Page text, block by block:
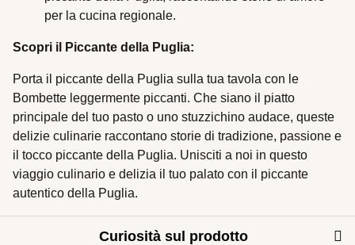
per la cucina regionale.
Scopri il Piccante della Puglia:
Porta il piccante della Puglia sulla tua tavola con le
Bombette leggermente piccanti. Che siano il piatto
principale del tuo pasto o uno stuzzichino audace, queste
delizie culinarie raccontano storie di tradizione, passione e
il tocco piccante della Puglia. Unisciti a noi in questo
viaggio culinario e delizia il tuo palato con il piccante
autentico della Puglia.
Curiosità sul prodotto